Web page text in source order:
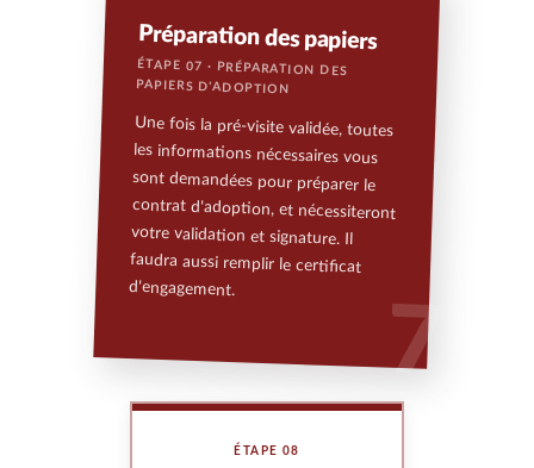
7
Préparation des papiers
ÉTAPE 07 · PRÉPARATION DES
PAPIERS D'ADOPTION
Une fois la pré-visite validée, toutes
les informations nécessaires vous
sont demandées pour préparer le
contrat d'adoption, et nécessiteront
votre validation et signature. Il
faudra aussi remplir le certificat
d'engagement.
ÉTAPE 08